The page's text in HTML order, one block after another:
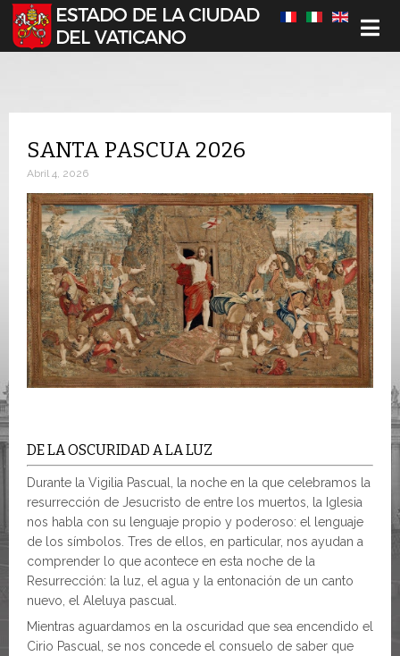
Seleccione su idioma
SANTA PASCUA 2026
Abril 4, 2026
DE LA OSCURIDAD A LA LUZ
Durante la Vigilia Pascual, la noche en la que celebramos la
resurrección de Jesucristo de entre los muertos, la Iglesia
nos habla con su lenguaje propio y poderoso: el lenguaje
de los símbolos. Tres de ellos, en particular, nos ayudan a
comprender lo que acontece en esta noche de la
Resurrección: la luz, el agua y la entonación de un canto
nuevo, el Aleluya pascual.
Mientras aguardamos en la oscuridad que sea encendido el
Cirio Pascual, se nos concede el consuelo de saber que